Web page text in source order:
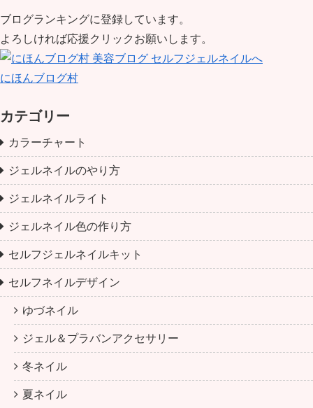
ブログランキングに登録しています。
よろしければ応援クリックお願いします。
にほんブログ村
カテゴリー
カラーチャート
ジェルネイルのやり方
ジェルネイルライト
ジェルネイル色の作り方
セルフジェルネイルキット
セルフネイルデザイン
ゆづネイル
ジェル＆プラバンアクセサリー
冬ネイル
夏ネイル